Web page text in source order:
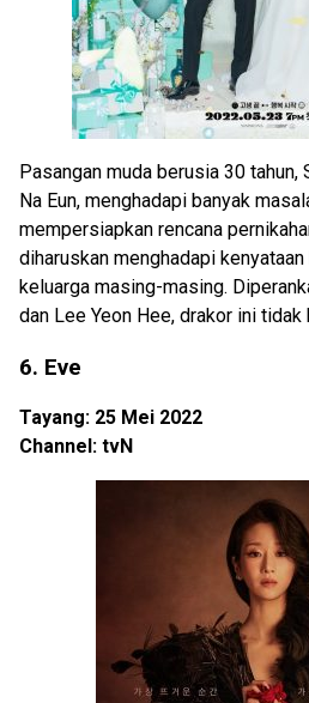
Pasangan muda berusia 30 tahun,
Na Eun, menghadapi banyak
mempersiapkan rencana
diharuskan menghadapi
keluarga masing-masing.
dan Lee Yeon Hee, drakor ini
6. Eve
Tayang: 25 Mei 2022
Channel: tvN